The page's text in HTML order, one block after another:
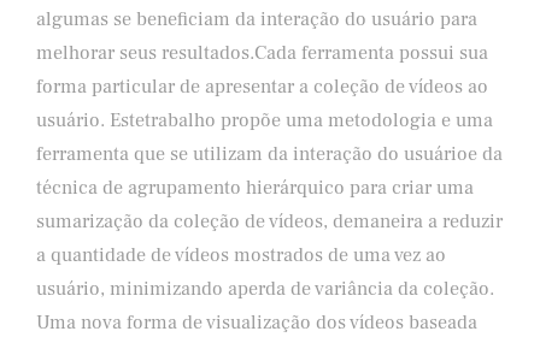
algumas se beneficiam da interação do usuário para
melhorar seus resultados.Cada ferramenta possui sua
forma particular de apresentar a coleção de vídeos ao
usuário. Estetrabalho propõe uma metodologia e uma
ferramenta que se utilizam da interação do usuárioe da
técnica de agrupamento hierárquico para criar uma
sumarização da coleção de vídeos, demaneira a reduzir
a quantidade de vídeos mostrados de uma vez ao
usuário, minimizando aperda de variância da coleção.
Uma nova forma de visualização dos vídeos baseada